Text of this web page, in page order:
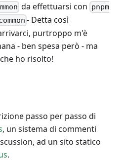
da effettuarsi con pnpm
- Detta così
purtroppo m'è
- ben spesa però - ma
ho risolto!
passo per passo di
, un sistema di commenti
ad un sito statico
.